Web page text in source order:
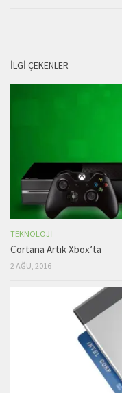
İLGI ÇEKENLER
TEKNOLOJI
Cortana Artık Xbox’ta
2 AĞU, 2016